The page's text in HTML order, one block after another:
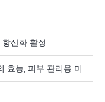
산화 활성
능, 피부 관리용 미